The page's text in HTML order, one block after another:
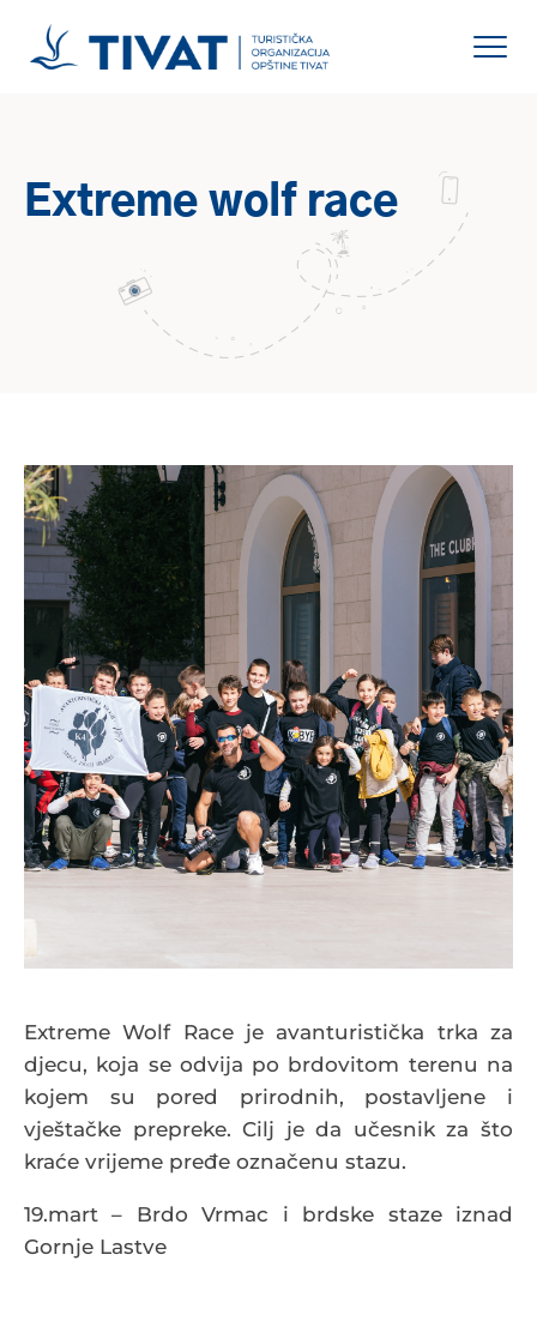
Extreme wolf race
Extreme Wolf Race je avanturistička trka za
djecu, koja se odvija po brdovitom terenu na
kojem su pored prirodnih, postavljene i
vještačke prepreke. Cilj je da učesnik za što
kraće vrijeme pređe označenu stazu.
19.mart – Brdo Vrmac i brdske staze iznad
Gornje Lastve